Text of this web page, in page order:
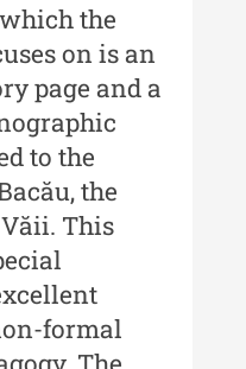
Moldovei -
al
Moldovei -
al
Moldovei -
the
on is an
page and a
to the
the
This
formal